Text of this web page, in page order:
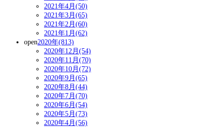
2021年4月(50)
2021年3月(65)
2021年2月(60)
2021年1月(62)
open2020年(813)
2020年12月(54)
2020年11月(70)
2020年10月(72)
2020年9月(65)
2020年8月(44)
2020年7月(70)
2020年6月(54)
2020年5月(73)
2020年4月(56)